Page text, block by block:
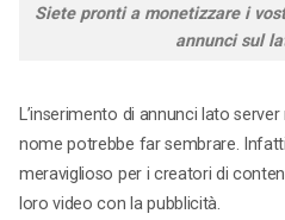
Siete pronti a monetizzare i
annunci sul
L’inserimento di annunci lato
nome potrebbe far sembrare.
meraviglioso per i creatori di
loro video con la pubblicità.